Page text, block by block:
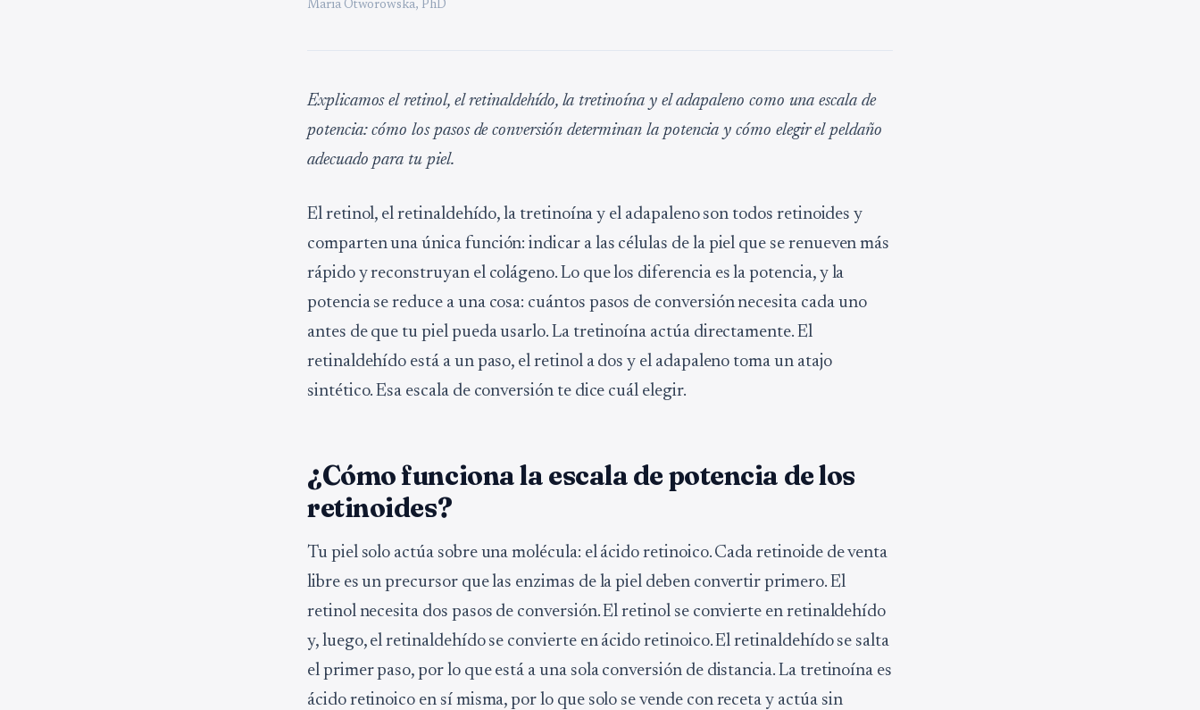
Maria Otworowska, PhD
Explicamos el retinol, el retinaldehído, la tretinoína y el adapaleno como una escala de
potencia: cómo los pasos de conversión determinan la potencia y cómo elegir el peldaño
adecuado para tu piel.
El retinol, el retinaldehído, la tretinoína y el adapaleno son todos retinoides y
comparten una única función: indicar a las células de la piel que se renueven más
rápido y reconstruyan el colágeno. Lo que los diferencia es la potencia, y la
potencia se reduce a una cosa: cuántos pasos de conversión necesita cada uno
antes de que tu piel pueda usarlo. La tretinoína actúa directamente. El
retinaldehído está a un paso, el retinol a dos y el adapaleno toma un atajo
sintético. Esa escala de conversión te dice cuál elegir.
¿Cómo funciona la escala de potencia de los
retinoides?
Tu piel solo actúa sobre una molécula: el ácido retinoico. Cada retinoide de venta
libre es un precursor que las enzimas de la piel deben convertir primero. El
retinol necesita dos pasos de conversión. El retinol se convierte en retinaldehído
y, luego, el retinaldehído se convierte en ácido retinoico. El retinaldehído se salta
el primer paso, por lo que está a una sola conversión de distancia. La tretinoína es
ácido retinoico en sí misma, por lo que solo se vende con receta y actúa sin